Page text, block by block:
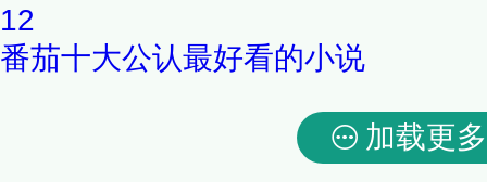
12
番茄十大公认最好看的小说
加载更多